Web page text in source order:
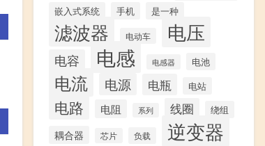
嵌入式系统 手机 是一种
滤波器 电动车 电压
电容 电感 电感器 电池
电流 电源 电瓶 电站
电路 电阻 系列 线圈 绕组
耦合器 芯片 负载 逆变器